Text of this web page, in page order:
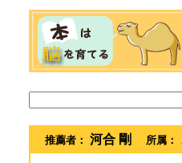
推薦者： 河合 剛 所属：